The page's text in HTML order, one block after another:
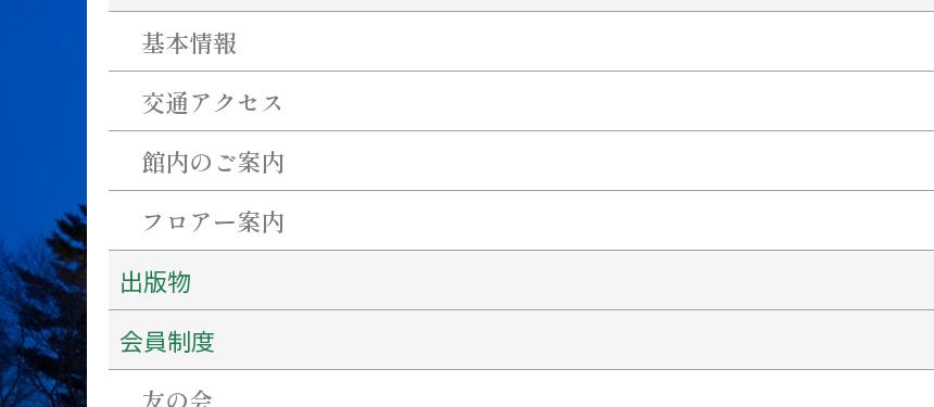
基本情報
交通アクセス
館内のご案内
フロアー案内
出版物
会員制度
友の会